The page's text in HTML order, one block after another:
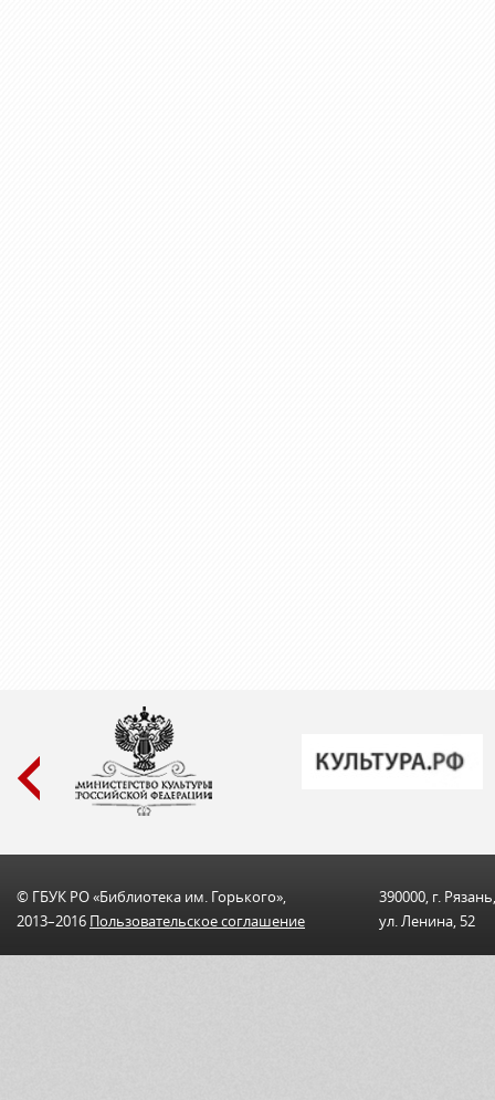
© ГБУК РО «Библиотека им. Горького»,
2013–2016 Пользовательскоe соглашениe
390000, г. Рязань,
ул. Ленина, 52